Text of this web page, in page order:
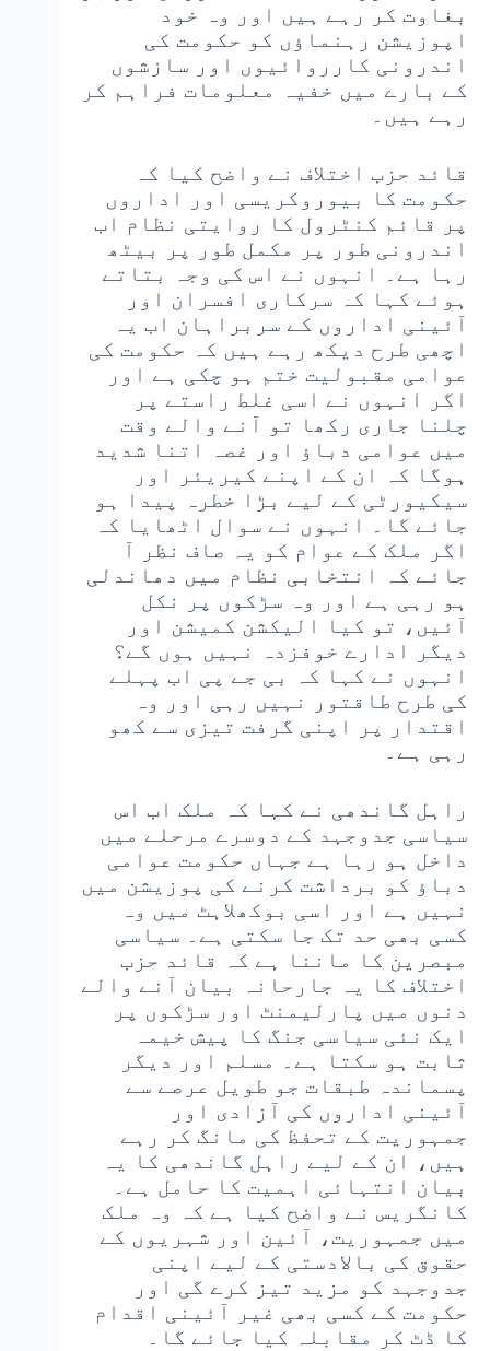
بغاوت کر رہے ہیں اور وہ خود
اپوزیشن رہنماؤں کو حکومت کی
اندرونی کارروائیوں اور سازشوں
کے بارے میں خفیہ معلومات فراہم کر
رہے ہیں۔
قائد حزب اختلاف نے واضح کیا کہ
حکومت کا بیوروکریسی اور اداروں
پر قائم کنٹرول کا روایتی نظام اب
اندرونی طور پر مکمل طور پر بیٹھ
رہا ہے۔ انہوں نے اس کی وجہ بتاتے
ہوئے کہا کہ سرکاری افسران اور
آئینی اداروں کے سربراہان اب یہ
اچھی طرح دیکھ رہے ہیں کہ حکومت کی
عوامی مقبولیت ختم ہو چکی ہے اور
اگر انہوں نے اسی غلط راستے پر
چلنا جاری رکھا تو آنے والے وقت
میں عوامی دباؤ اور غصہ اتنا شدید
ہوگا کہ ان کے اپنے کیریئر اور
سیکیورٹی کے لیے بڑا خطرہ پیدا ہو
جائے گا۔ انہوں نے سوال اٹھایا کہ
اگر ملک کے عوام کو یہ صاف نظر آ
جائے کہ انتخابی نظام میں دھاندلی
ہو رہی ہے اور وہ سڑکوں پر نکل
آئیں، تو کیا الیکشن کمیشن اور
دیگر ادارے خوفزدہ نہیں ہوں گے؟
انہوں نے کہا کہ بی جے پی اب پہلے
کی طرح طاقتور نہیں رہی اور وہ
اقتدار پر اپنی گرفت تیزی سے کھو
رہی ہے۔
راہل گاندھی نے کہا کہ ملک اب اس
سیاسی جدوجہد کے دوسرے مرحلے میں
داخل ہو رہا ہے جہاں حکومت عوامی
دباؤ کو برداشت کرنے کی پوزیشن میں
نہیں ہے اور اسی بوکھلاہٹ میں وہ
کسی بھی حد تک جا سکتی ہے۔ سیاسی
مبصرین کا ماننا ہے کہ قائد حزب
اختلاف کا یہ جارحانہ بیان آنے والے
دنوں میں پارلیمنٹ اور سڑکوں پر
ایک نئی سیاسی جنگ کا پیش خیمہ
ثابت ہو سکتا ہے۔ مسلم اور دیگر
پسماندہ طبقات جو طویل عرصے سے
آئینی اداروں کی آزادی اور
جمہوریت کے تحفظ کی مانگ کر رہے
ہیں، ان کے لیے راہل گاندھی کا یہ
بیان انتہائی اہمیت کا حامل ہے۔
کانگریس نے واضح کیا ہے کہ وہ ملک
میں جمہوریت، آئین اور شہریوں کے
حقوق کی بالادستی کے لیے اپنی
جدوجہد کو مزید تیز کرے گی اور
حکومت کے کسی بھی غیر آئینی اقدام
کا ڈٹ کر مقابلہ کیا جائے گا۔